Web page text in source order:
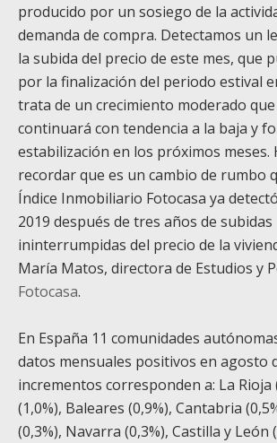
producido por un sosiego de la
demanda de compra. Detectamos un
la subida del precio de este mes, que
por la finalización del periodo estival
trata de un crecimiento moderado
continuará con tendencia a la baja y
estabilización en los próximos meses.
recordar que es un cambio de rumbo
Índice Inmobiliario Fotocasa ya
2019 después de tres años de subidas
ininterrumpidas del precio de la
María Matos, directora de Estudios y
Fotocasa.
En España 11 comunidades
datos mensuales positivos en agosto
incrementos corresponden a: La Rioja
(1,0%), Baleares (0,9%), Cantabria
(0,3%), Navarra (0,3%), Castilla y León